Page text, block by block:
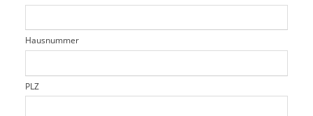
t
r
e
d
t
f
e
d
Hausnummer
PLZ